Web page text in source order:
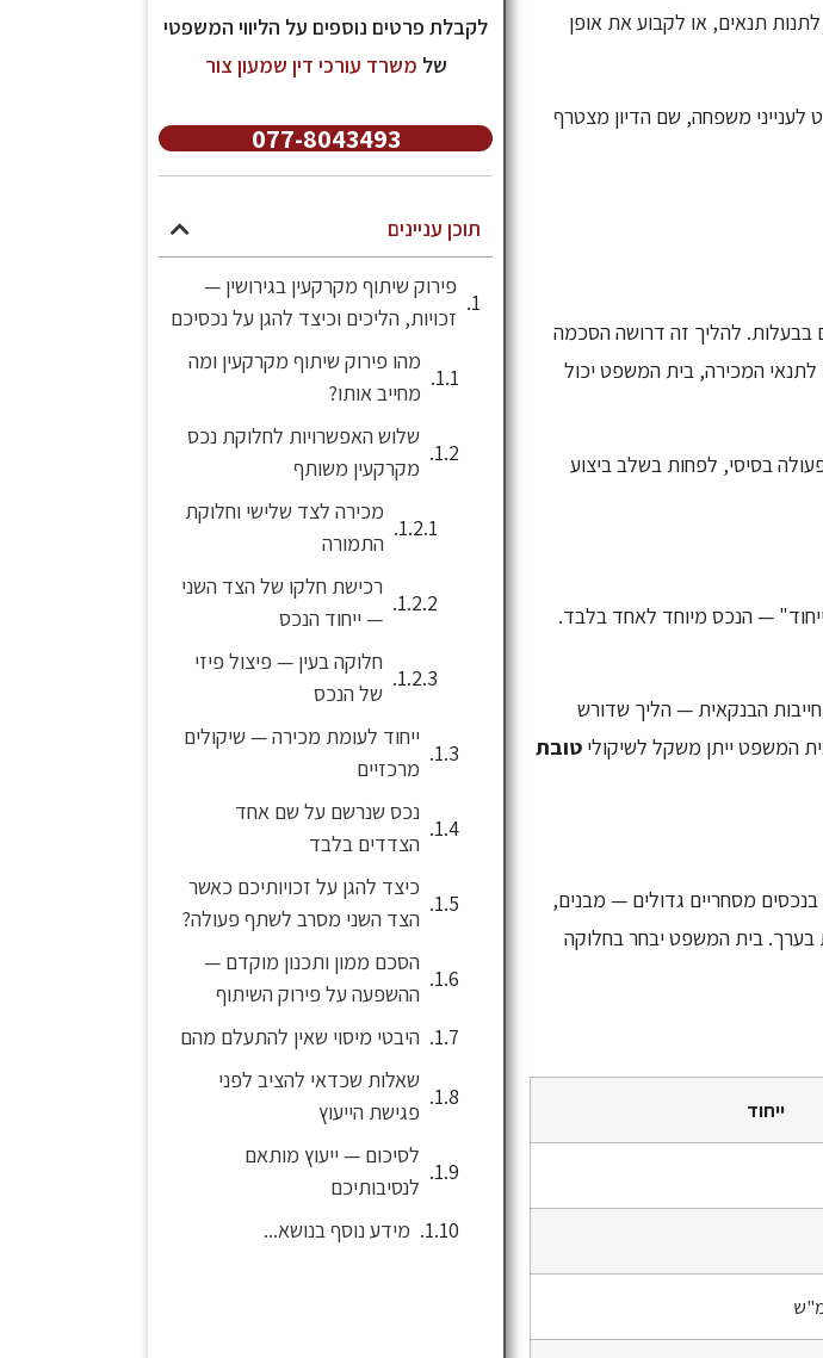
תנאים, או לקבוע את אופן
לענייני משפחה, שם הדיון מצטרף
בבעלות. להליך זה דרושה הסכמה
המכירה, בית המשפט יכול
בסיסי, לפחות בשלב ביצוע
— הנכס מיוחד לאחד בלבד.
הבנקאית — הליך שדורש
המשפט ייתן משקל לשיקולי טובת
מסחריים גדולים — מבנים,
בערך. בית המשפט יבחר בחלוקה
ייחוד
לקבלת פרטים נוספים על הליווי המשפטי
של משרד עורכי דין שמעון צור
077-8043493
תוכן עניינים
פירוק שיתוף מקרקעין בגירושין —
זכויות, הליכים וכיצד להגן על נכסיכם
מהו פירוק שיתוף מקרקעין ומה
מחייב אותו?
שלוש האפשרויות לחלוקת נכס
מקרקעין משותף
מכירה לצד שלישי וחלוקת
התמורה
רכישת חלקו של הצד השני
— ייחוד הנכס
חלוקה בעין — פיצול פיזי
של הנכס
ייחוד לעומת מכירה — שיקולים
מרכזיים
נכס שנרשם על שם אחד
הצדדים בלבד
כיצד להגן על זכויותיכם כאשר
הצד השני מסרב לשתף פעולה?
הסכם ממון ותכנון מוקדם —
ההשפעה על פירוק השיתוף
היבטי מיסוי שאין להתעלם מהם
שאלות שכדאי להציב לפני
פגישת הייעוץ
לסיכום — ייעוץ מותאם
לנסיבותיכם
מידע נוסף בנושא...